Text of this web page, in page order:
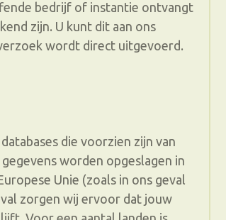
bedrijf of instantie ontvangt
zijn. U kunt dit aan ons
wordt direct uitgevoerd.
die voorzien zijn van
worden opgeslagen in
Unie (zoals in ons geval
zorgen wij ervoor dat jouw